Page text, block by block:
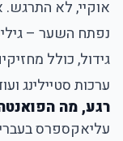
אוקיי, לא
נפתח השער –
גידול, כולל
ערכות סטיילינג
רגע, מה
עליאקספרס